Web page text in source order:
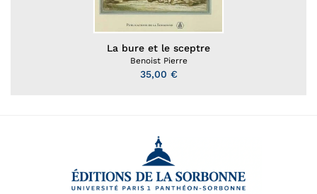
La bure et le sceptre
Benoist Pierre
35,00 €